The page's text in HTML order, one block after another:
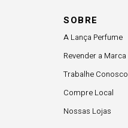
SOBRE
A Lança Perfume
Revender a Marca
Trabalhe Conosco
Compre Local
Nossas Lojas